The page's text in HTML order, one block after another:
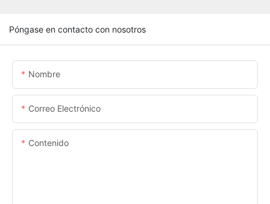
Póngase en contacto con nosotros
Nombre
Correo Electrónico
Contenido